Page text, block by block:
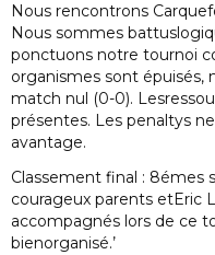
Nous rencontrons
Nous sommes
ponctuons notre tournoi
organismes sont épuisés,
match nul (0-0).
présentes. Les penaltys
avantage.
Classement final : 8émes
courageux parents etEric
accompagnés lors de ce
bienorganisé.’